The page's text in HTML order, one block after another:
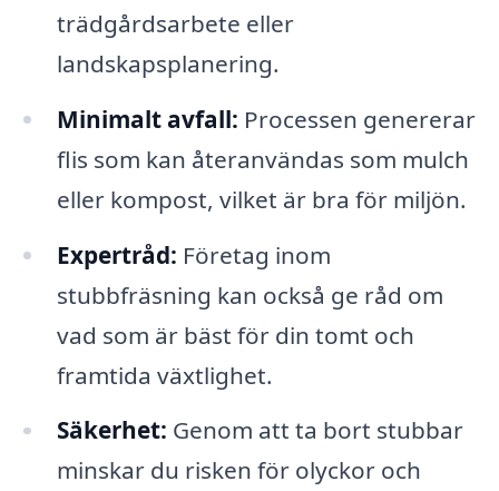
trädgårdsarbete eller
landskapsplanering.
Minimalt avfall: Processen genererar
flis som kan återanvändas som mulch
eller kompost, vilket är bra för miljön.
Expertråd: Företag inom
stubbfräsning kan också ge råd om
vad som är bäst för din tomt och
framtida växtlighet.
Säkerhet: Genom att ta bort stubbar
minskar du risken för olyckor och